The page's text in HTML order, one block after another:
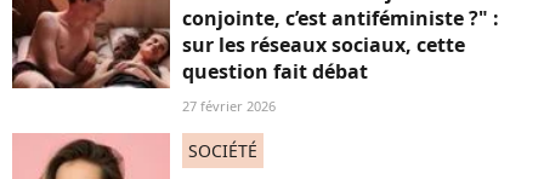
conjointe, c’est antiféministe ?" :
sur les réseaux sociaux, cette
question fait débat
27 février 2026
SOCIÉTÉ